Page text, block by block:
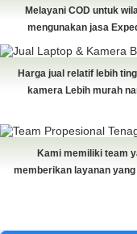
Melayani COD untuk
mengunakan jasa
Harga jual relatif lebih
kamera Lebih murah
Kami memiliki team
memberikan layanan